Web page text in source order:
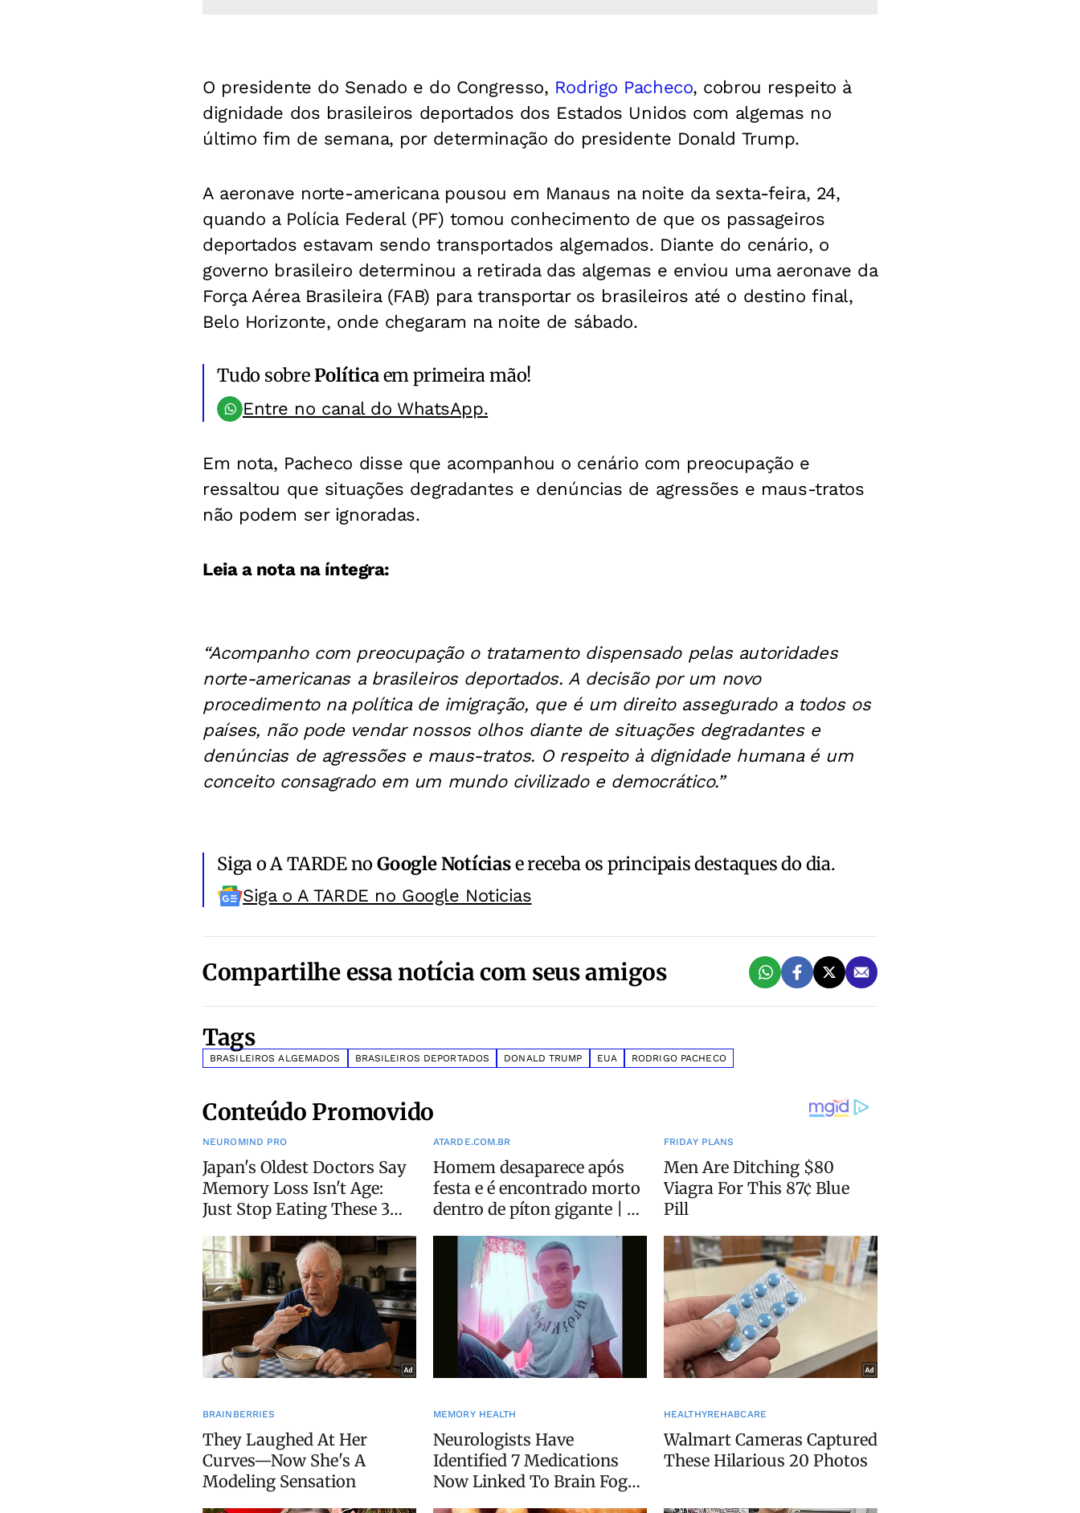
O presidente do Senado e do Congresso, Rodrigo Pacheco, cobrou respeito à
dignidade dos brasileiros deportados dos Estados Unidos com algemas no
último fim de semana, por determinação do presidente Donald Trump.
A aeronave norte-americana pousou em Manaus na noite da sexta-feira, 24,
quando a Polícia Federal (PF) tomou conhecimento de que os passageiros
deportados estavam sendo transportados algemados. Diante do cenário, o
governo brasileiro determinou a retirada das algemas e enviou uma aeronave da
Força Aérea Brasileira (FAB) para transportar os brasileiros até o destino final,
Belo Horizonte, onde chegaram na noite de sábado.
Tudo sobre Políticaem primeira mão!
Entre no canal do WhatsApp.
Em nota, Pacheco disse que acompanhou o cenário com preocupação e
ressaltou que situações degradantes e denúncias de agressões e maus-tratos
não podem ser ignoradas.
Leia a nota na íntegra:
“Acompanho com preocupação o tratamento dispensado pelas autoridades
norte-americanas a brasileiros deportados. A decisão por um novo
procedimento na política de imigração, que é um direito assegurado a todos os
países, não pode vendar nossos olhos diante de situações degradantes e
denúncias de agressões e maus-tratos. O respeito à dignidade humana é um
conceito consagrado em um mundo civilizado e democrático.”
Siga o A TARDE noGoogle Notíciase receba os principais destaques do dia.
Siga o A TARDE no Google Noticias
Compartilhe essa notícia com seus amigos
Tags
BRASILEIROS ALGEMADOS BRASILEIROS DEPORTADOS DONALD TRUMP EUA RODRIGO PACHECO